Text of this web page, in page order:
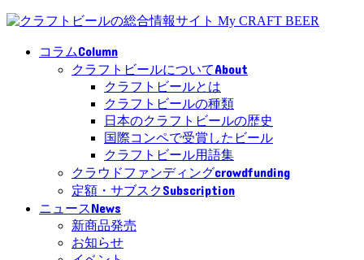
コラムColumn
クラフトビールについてAbout
クラフトビールとは
クラフトビールの種類
日本のクラフトビールの歴史
国際コンペで受賞したビール
クラフトビール用語集
クラウドファンディングcrowdfunding
定額・サブスクSubscription
ニュースNews
新商品発売
お知らせ